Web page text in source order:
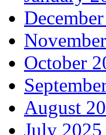
October
August
July 2025